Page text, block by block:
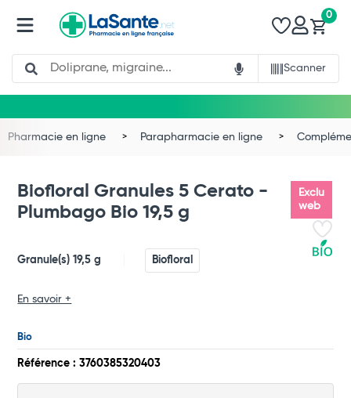
Search
Scanner
0
Commander
Pharmacie en ligne Parapharmacie en ligne
Exclu
web
Biofloral Granules 5 Cerato -
Plumbago Bio 19,5 g
Granule(s) 19,5 g Biofloral
En savoir +
Bio
Référence : 3760385320403